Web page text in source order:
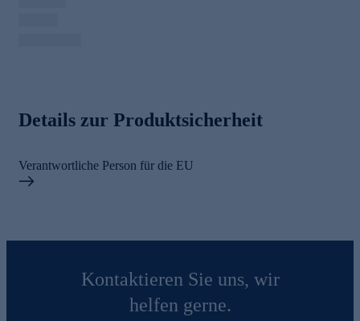
Details zur Produktsicherheit
Verantwortliche Person für die EU
Kontaktieren Sie uns, wir
helfen gerne.